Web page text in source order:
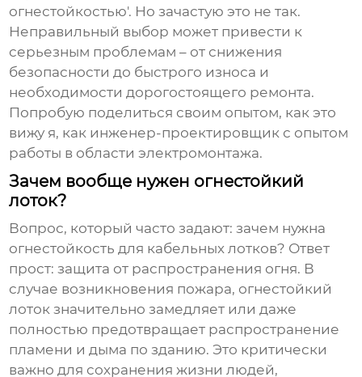
огнестойкостью'. Но зачастую это не так.
Неправильный выбор может привести к
серьезным проблемам – от снижения
безопасности до быстрого износа и
необходимости дорогостоящего ремонта.
Попробую поделиться своим опытом, как это
вижу я, как инженер-проектировщик с опытом
работы в области электромонтажа.
Зачем вообще нужен огнестойкий
лоток?
Вопрос, который часто задают: зачем нужна
огнестойкость для кабельных лотков? Ответ
прост: защита от распространения огня. В
случае возникновения пожара, огнестойкий
лоток значительно замедляет или даже
полностью предотвращает распространение
пламени и дыма по зданию. Это критически
важно для сохранения жизни людей,